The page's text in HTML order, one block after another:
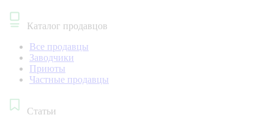
Каталог продавцов
Все продавцы
Заводчики
Приюты
Частные продавцы
Статьи